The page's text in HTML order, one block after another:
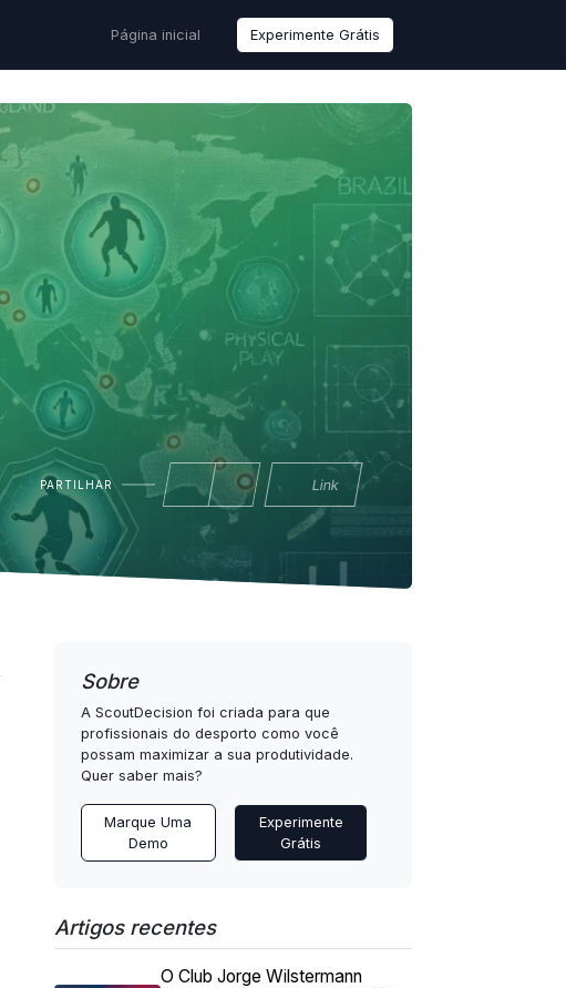
Página inicial Experimente Grátis
PARTILHAR Link
Sobre
A ScoutDecision foi criada para que
profissionais do desporto como você
possam maximizar a sua produtividade.
Quer saber mais?
Marque Uma
Demo
Experimente
Grátis
Artigos recentes
O Club Jorge Wilstermann